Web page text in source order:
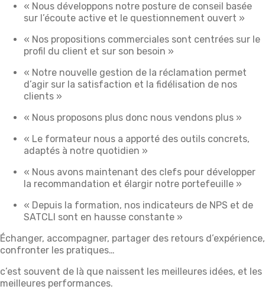
« Nous développons notre posture de conseil basée
sur l’écoute active et le questionnement ouvert »
« Nos propositions commerciales sont centrées sur le
profil du client et sur son besoin »
« Notre nouvelle gestion de la réclamation permet
d’agir sur la satisfaction et la fidélisation de nos
clients »
« Nous proposons plus donc nous vendons plus »
« Le formateur nous a apporté des outils concrets,
adaptés à notre quotidien »
« Nous avons maintenant des clefs pour développer
la recommandation et élargir notre portefeuille »
« Depuis la formation, nos indicateurs de NPS et de
SATCLI sont en hausse constante »
Échanger, accompagner, partager des retours d’expérience,
confronter les pratiques…
c’est souvent de là que naissent les meilleures idées, et les
meilleures performances.